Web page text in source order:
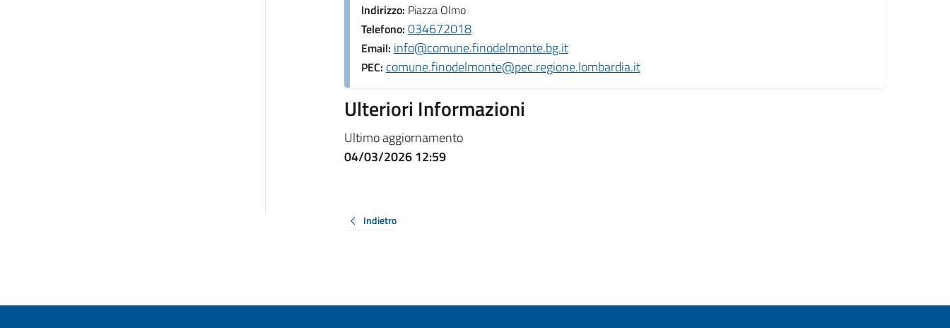
Indirizzo: Piazza Olmo
Telefono: 034672018
Email: info@comune.finodelmonte.bg.it
PEC: comune.finodelmonte@pec.regione.lombardia.it
Ulteriori Informazioni
Ultimo aggiornamento
04/03/2026 12:59
Indietro